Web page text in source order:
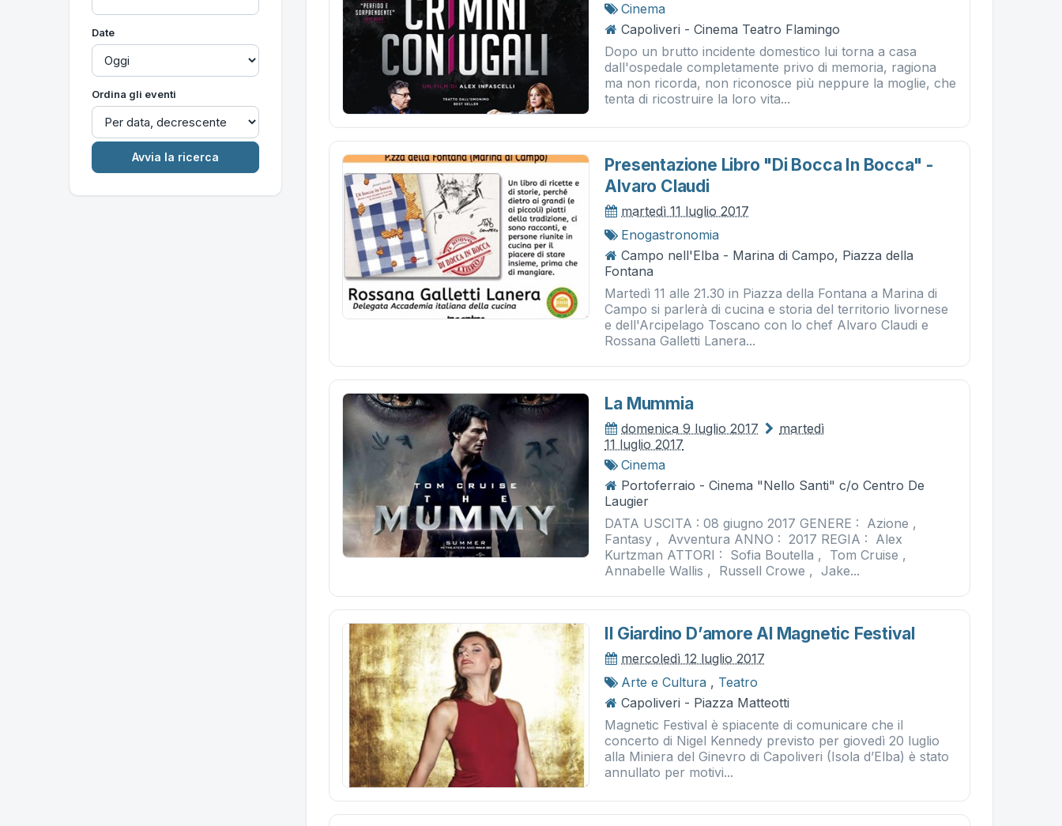
Date
Ordina gli eventi
Cinema
Capoliveri - Cinema Teatro Flamingo
Dopo un brutto incidente domestico lui torna a casa
dall'ospedale completamente privo di memoria, ragiona
ma non ricorda, non riconosce più neppure la moglie, che
tenta di ricostruire la loro vita...
Presentazione Libro "di Bocca In Bocca" -
Alvaro Claudi
martedì 11 luglio 2017
Enogastronomia
Campo nell'Elba - Marina di Campo, Piazza della
Fontana
Martedì 11 alle 21.30 in Piazza della Fontana a Marina di
Campo si parlerà di cucina e storia del territorio livornese
e dell'Arcipelago Toscano con lo chef Alvaro Claudi e
Rossana Galletti Lanera...
La Mummia
domenica 9 luglio 2017
martedì
11 luglio 2017
Cinema
Portoferraio - Cinema "Nello Santi" c/o Centro De
Laugier
DATA USCITA : 08 giugno 2017 GENERE : Azione ,
Fantasy , Avventura ANNO : 2017 REGIA : Alex
Kurtzman ATTORI : Sofia Boutella , Tom Cruise ,
Annabelle Wallis , Russell Crowe , Jake...
Il Giardino D’amore Al Magnetic Festival
mercoledì 12 luglio 2017
Arte e Cultura , Teatro
Capoliveri - Piazza Matteotti
Magnetic Festival è spiacente di comunicare che il
concerto di Nigel Kennedy previsto per giovedì 20 luglio
alla Miniera del Ginevro di Capoliveri (Isola d’Elba) è stato
annullato per motivi...